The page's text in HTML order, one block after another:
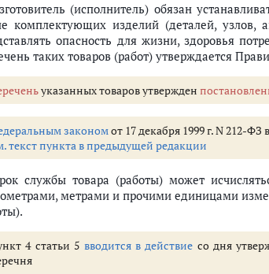
(исполнитель) обязан
комплектующих изделий (деталей, узлов,
опасность для жизни, здоровья
таких товаров (работ) утверждается
указанных товаров утвержден
закономот 17 декабря 1999 г. N 212-
текст пункта в предыдущей редакции
службы товара (работы) может
метрами и прочими единицами
4 статьи 5 вводится в действие со дня